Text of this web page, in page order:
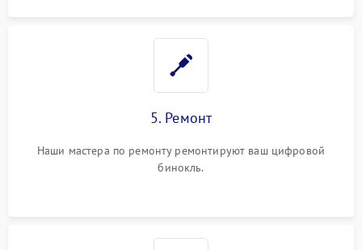
5. Ремонт
Наши мастера по ремонту ремонтируют ваш цифровой
бинокль.